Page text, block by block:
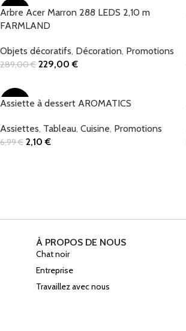
-21%
Arbre Acer Marron 288 LEDS 2,10 m
FARMLAND
Objets décoratifs, Décoration, Promotions
289,00€ 229,00€
-70%
Assiette à dessert AROMATICS
Assiettes, Tableau, Cuisine, Promotions
6,99€ 2,10€
À PROPOS DE NOUS
Chat noir
Entreprise
Travaillez avec nous